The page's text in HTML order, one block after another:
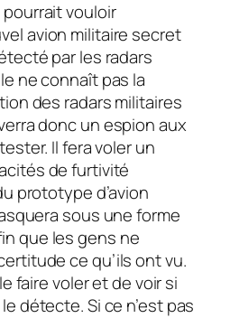
vouloir
avion militaire secret
par les radars
ne connaît pas la
des radars militaires
donc un espion aux
Il fera voler un
de furtivité
prototype d’avion
sous une forme
que les gens ne
ce qu’ils ont vu.
faire voler et de voir si
détecte. Si ce n’est pas